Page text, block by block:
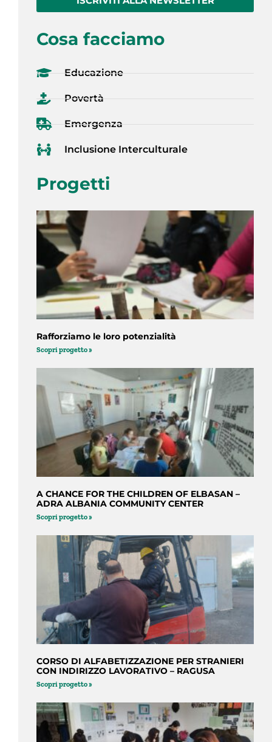
Cosa facciamo
Educazione
Povertà
Emergenza
Inclusione Interculturale
Progetti
Rafforziamo le loro potenzialità
Scopri progetto »
A CHANCE FOR THE CHILDREN OF ELBASAN –
ADRA ALBANIA COMMUNITY CENTER
Scopri progetto »
CORSO DI ALFABETIZZAZIONE PER STRANIERI
CON INDIRIZZO LAVORATIVO – RAGUSA
Scopri progetto »